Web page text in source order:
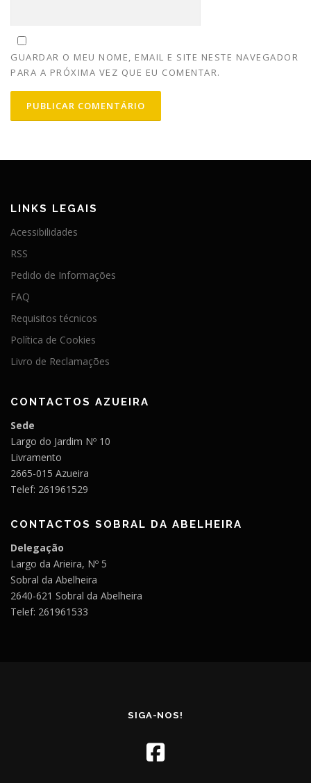
GUARDAR O MEU NOME, EMAIL E SITE NESTE NAVEGADOR
PARA A PRÓXIMA VEZ QUE EU COMENTAR.
LINKS LEGAIS
Acessibilidades
RSS
Pedido de Informações
FAQ
Requisitos técnicos
Política de Cookies
Livro de Reclamações
CONTACTOS AZUEIRA
Sede
Largo do Jardim Nº 10
Livramento
2665-015 Azueira
Telef: 261961529
CONTACTOS SOBRAL DA ABELHEIRA
Delegação
Largo da Arieira, Nº 5
Sobral da Abelheira
2640-621 Sobral da Abelheira
Telef: 261961533
SIGA-NOS!